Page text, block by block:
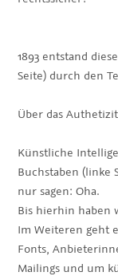
1893 entstand
Seite) durch den
Über das
Künstliche
Buchstaben (linke
nur sagen: Oha.
Bis hierhin haben
Im Weiteren geht
Fonts,
Mailings und um